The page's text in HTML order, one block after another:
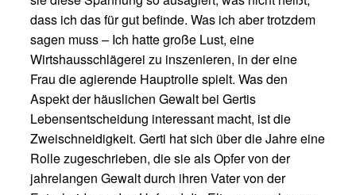
dass ich das für gut befinde. Was ich aber trotzdem
sagen muss – Ich hatte große Lust, eine
Wirtshausschlägerei zu inszenieren, in der eine
Frau die agierende Hauptrolle spielt. Was den
Aspekt der häuslichen Gewalt bei Gertis
Lebensentscheidung interessant macht, ist die
Zweischneidigkeit. Gerti hat sich über die Jahre eine
Rolle zugeschrieben, die sie als Opfer von der
jahrelangen Gewalt durch ihren Vater von der